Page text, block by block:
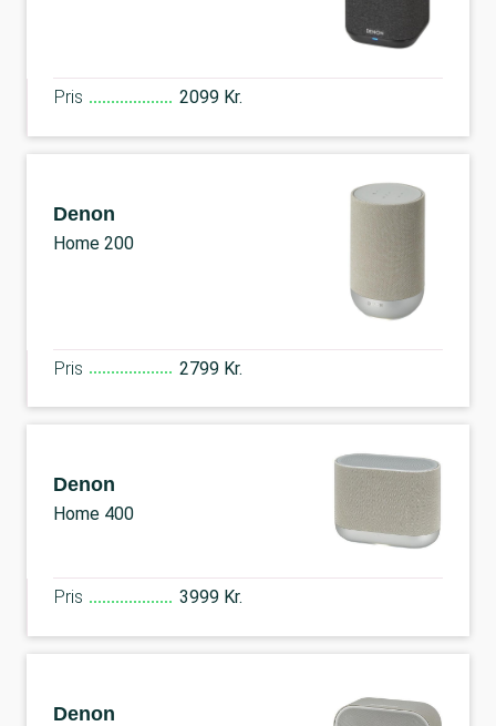
Pris 2099 Kr.
Denon
Home 200
Pris 2799 Kr.
Denon
Home 400
Pris 3999 Kr.
Denon